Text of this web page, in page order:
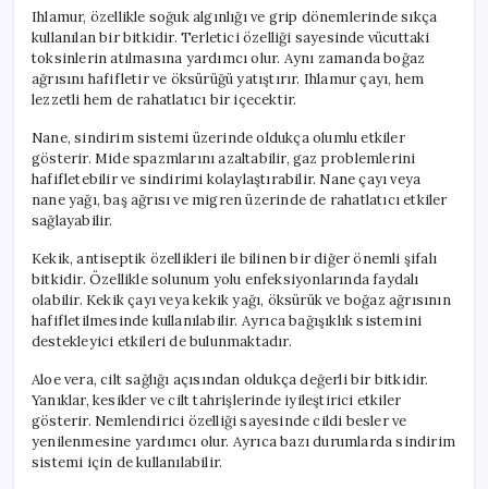
Ihlamur, özellikle soğuk algınlığı ve grip dönemlerinde sıkça
kullanılan bir bitkidir. Terletici özelliği sayesinde vücuttaki
toksinlerin atılmasına yardımcı olur. Aynı zamanda boğaz
ağrısını hafifletir ve öksürüğü yatıştırır. Ihlamur çayı, hem
lezzetli hem de rahatlatıcı bir içecektir.
Nane, sindirim sistemi üzerinde oldukça olumlu etkiler
gösterir. Mide spazmlarını azaltabilir, gaz problemlerini
hafifletebilir ve sindirimi kolaylaştırabilir. Nane çayı veya
nane yağı, baş ağrısı ve migren üzerinde de rahatlatıcı etkiler
sağlayabilir.
Kekik, antiseptik özellikleri ile bilinen bir diğer önemli şifalı
bitkidir. Özellikle solunum yolu enfeksiyonlarında faydalı
olabilir. Kekik çayı veya kekik yağı, öksürük ve boğaz ağrısının
hafifletilmesinde kullanılabilir. Ayrıca bağışıklık sistemini
destekleyici etkileri de bulunmaktadır.
Aloe vera, cilt sağlığı açısından oldukça değerli bir bitkidir.
Yanıklar, kesikler ve cilt tahrişlerinde iyileştirici etkiler
gösterir. Nemlendirici özelliği sayesinde cildi besler ve
yenilenmesine yardımcı olur. Ayrıca bazı durumlarda sindirim
sistemi için de kullanılabilir.